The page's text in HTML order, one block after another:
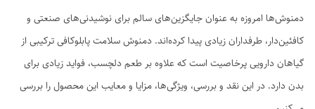
دمنوش‌ها امروزه به عنوان جایگزین‌های سالم برای نوشیدنی‌های صنعتی و
کافئین‌دار، طرفداران زیادی پیدا کرده‌اند. دمنوش سلامت پابلوکافی ترکیبی از
گیاهان دارویی پرخاصیت است که علاوه بر طعم دلچسب، فواید زیادی برای
بدن دارد. در این نقد و بررسی، ویژگی‌ها، مزایا و معایب این محصول را بررسی